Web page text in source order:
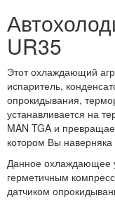
UR35
Этот охлаждающий
испаритель,
опрокидывания,
устанавливается на
MAN TGA и
котором Вы
Данное охлаждающее
герметичным
датчиком